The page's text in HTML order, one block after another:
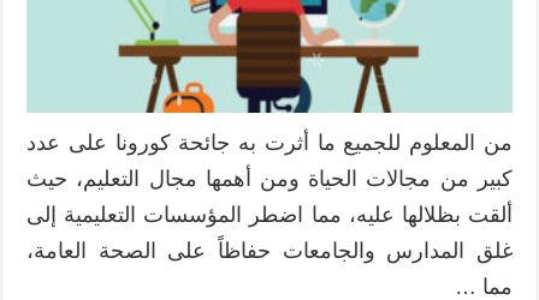
من المعلوم للجميع ما أثرت به جائحة كورونا على عدد
كبير من مجالات الحياة ومن أهمها مجال التعليم، حيث
ألقت بظلالها عليه، مما اضطر المؤسسات التعليمية إلى
غلق المدارس والجامعات حفاظاً على الصحة العامة،
مما …